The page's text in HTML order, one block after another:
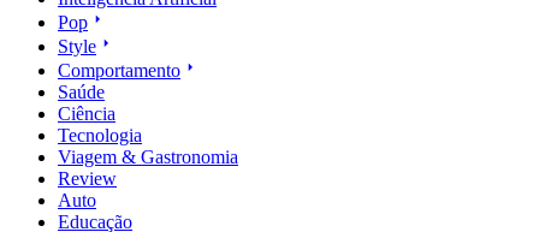
Pop
Style
Comportamento
Saúde
Ciência
Tecnologia
Viagem & Gastronomia
Review
Auto
Educação